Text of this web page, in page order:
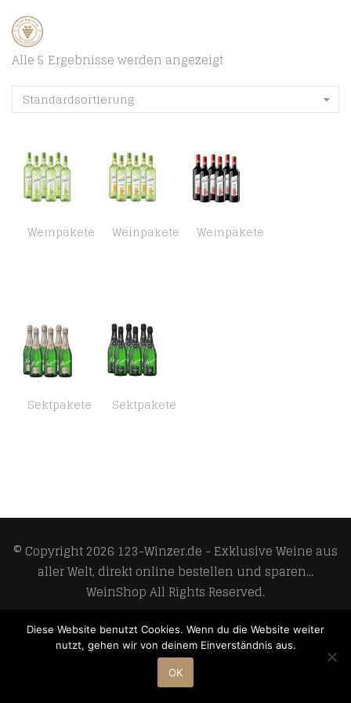
Alle 5 Ergebnisse werden angezeigt
Standardsortierung
Weinpakete Weinpakete Weinpakete
Sektpakete Sektpakete
© Copyright 2026 123-Winzer.de - Exklusive Weine aus
aller Welt, direkt online bestellen und sparen...
WeinShopAll Rights Reserved.
Develop and design by
Meoso GmbH
Diese Website benutzt Cookies. Wenn du die Website weiter
nutzt, gehen wir von deinem Einverständnis aus.
OK